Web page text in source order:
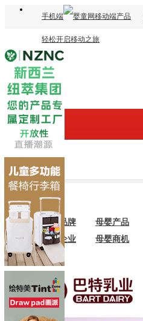
手机端
轻松开启移动之旅
母婴品牌 母婴产品
母婴企业
母婴商机